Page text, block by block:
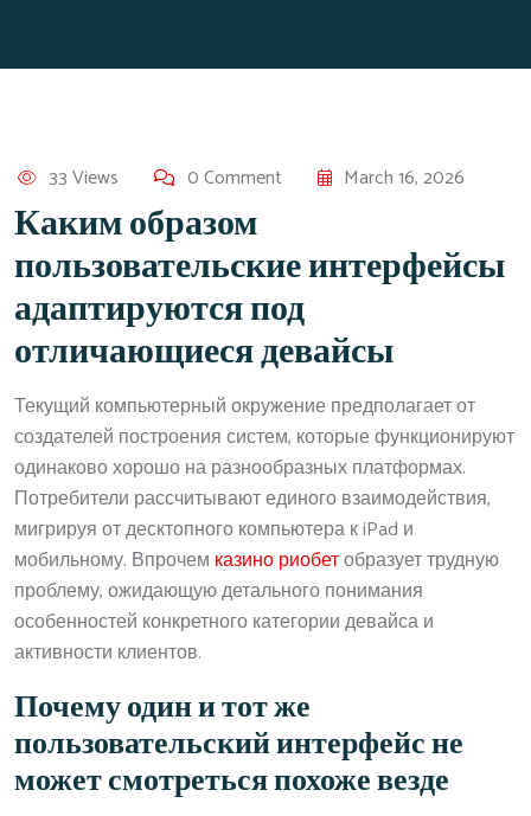
33 Views 0 Comment March 16, 2026
Каким образом
пользовательские интерфейсы
адаптируются под
отличающиеся девайсы
Текущий компьютерный окружение предполагает от
создателей построения систем, которые функционируют
одинаково хорошо на разнообразных платформах.
Потребители рассчитывают единого взаимодействия,
мигрируя от десктопного компьютера к iPad и
мобильному. Впрочем казино риобетобразует трудную
проблему, ожидающую детального понимания
особенностей конкретного категории девайса и
активности клиентов.
Почему один и тот же
пользовательский интерфейс не
может смотреться похоже везде